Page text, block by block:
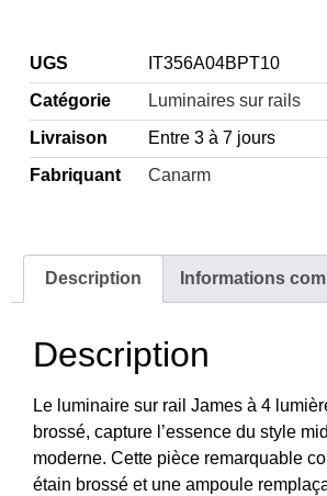
UGS
IT356A04BPT10
Catégorie
Luminaires sur rails
Livraison
Entre 3 à 7 jours
Fabriquant
Canarm
Description Informations
Description
Le luminaire sur rail James à 4
brossé, capture l’essence du style
moderne. Cette pièce remarquable
étain brossé et une ampoule